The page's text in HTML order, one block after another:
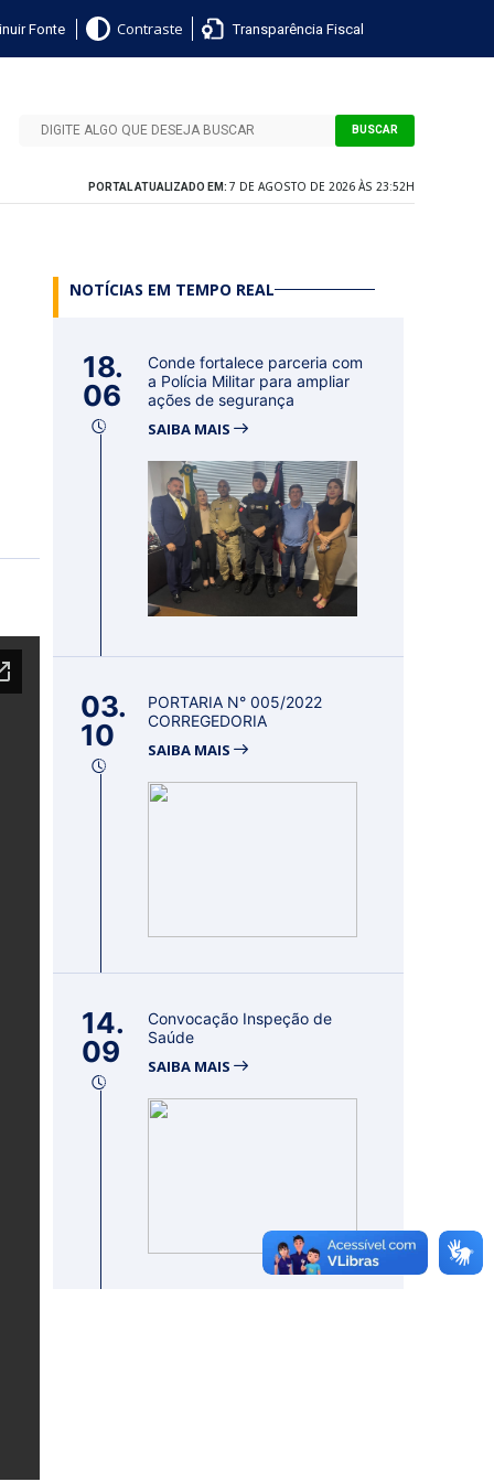
Fonte Contraste Transparência Fiscal
BUSCAR
PORTAL ATUALIZADO EM: 7 DE AGOSTO DE 2026 ÀS 23:52H
NOTÍCIAS EM TEMPO REAL
18.
06
Conde fortalece parceria com
a Polícia Militar para ampliar
ações de segurança
SAIBA MAIS
03.
10
PORTARIA N° 005/2022
CORREGEDORIA
SAIBA MAIS
14.
09
Convocação Inspeção de
Saúde
SAIBA MAIS